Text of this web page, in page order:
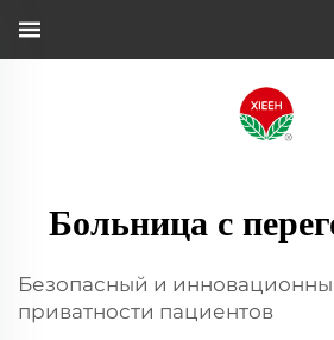
Больница с
Безопасный и
приватности пациентов